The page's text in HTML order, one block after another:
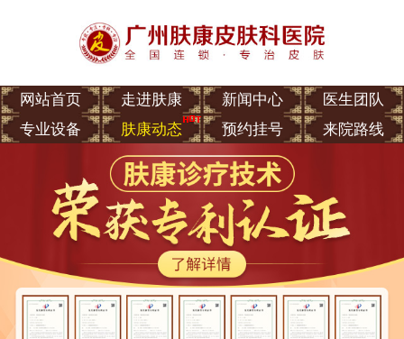
网站首页 走进肤康 新闻中心
医生团队
专业设备
肤康动态 预约挂号 来院路线